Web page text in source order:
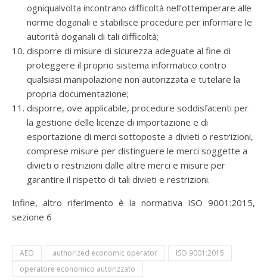
ogniqualvolta incontrano difficoltà nell’ottemperare alle
norme doganali e stabilisce procedure per informare le
autorità doganali di tali difficoltà;
disporre di misure di sicurezza adeguate al fine di
proteggere il proprio sistema informatico contro
qualsiasi manipolazione non autorizzata e tutelare la
propria documentazione;
disporre, ove applicabile, procedure soddisfacenti per
la gestione delle licenze di importazione e di
esportazione di merci sottoposte a divieti o restrizioni,
comprese misure per distinguere le merci soggette a
divieti o restrizioni dalle altre merci e misure per
garantire il rispetto di tali divieti e restrizioni.
Infine, altro riferimento è la normativa ISO 9001:2015,
sezione 6
AEO authorized economic operator
ISO 9001:2015
operatore economico autorizzato